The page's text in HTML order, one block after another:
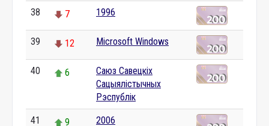
38 7 1996
39 12 Microsoft Windows
40 6
Саюз Савецкіх
Сацыялістычных
Рэспублік
41 9 2006